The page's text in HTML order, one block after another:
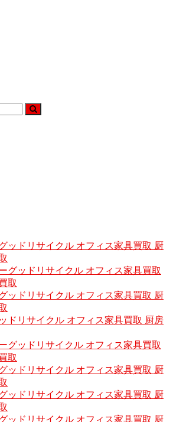
ッドリサイクル オフィス家具買取 厨
グッドリサイクル オフィス家具買取
取
ッドリサイクル オフィス家具買取 厨
ドリサイクル オフィス家具買取 厨房
グッドリサイクル オフィス家具買取
取
ッドリサイクル オフィス家具買取 厨
ッドリサイクル オフィス家具買取 厨
ッドリサイクル オフィス家具買取 厨